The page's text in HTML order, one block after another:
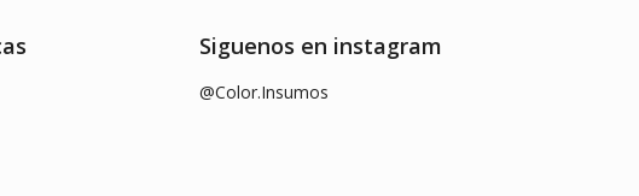
Siguenos en instagram
@Color.Insumos